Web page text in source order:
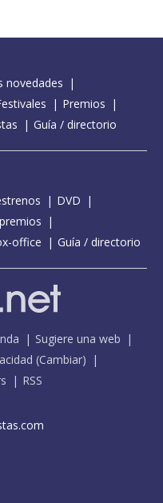
novedades
Premios
Guía / directorio
DVD
office Guía / directorio
Sugiere una web
(Cambiar)
RSS